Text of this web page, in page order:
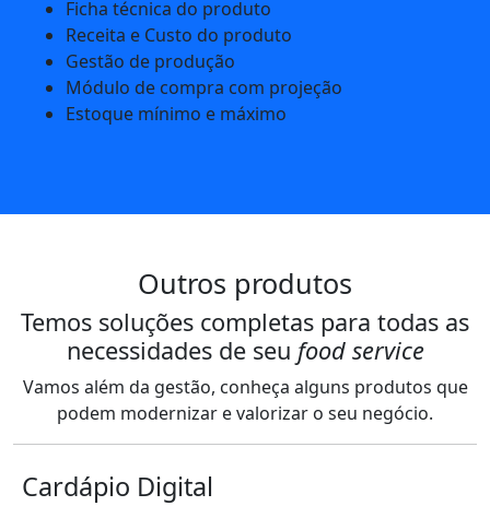
Ficha técnica do produto
Receita e Custo do produto
Gestão de produção
Módulo de compra com projeção
Estoque mínimo e máximo
Outros produtos
Temos soluções completas para todas as
necessidades de seu food service
Vamos além da gestão, conheça alguns produtos que
podem modernizar e valorizar o seu negócio.
Cardápio Digital